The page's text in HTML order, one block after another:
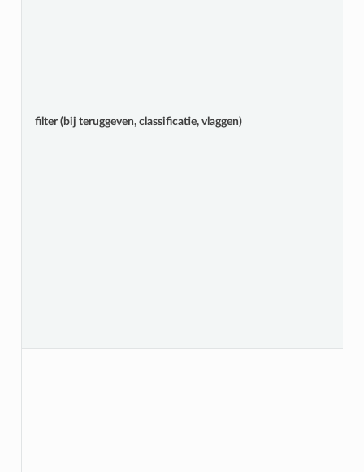
filter (bij teruggeven, classificatie, vlaggen)